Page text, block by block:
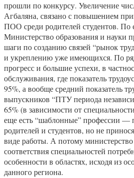
прошли по конкурсу. Увеличение
Агбаляна, связано с повышением
ПОО среди родителей студентов. По
Министерство образования и науки
шаги по созданию связей “рынок
и укреплению уже имеющихся. По
прогресс и большие успехи, в
обслуживания, где показатель
95%, а вообще средний показатель
выпускников “ПТУ периода
65% (в зависимости от
еще есть “шаблонные” профессии —
родителей и студентов, но не
виде работы. А потому
соответствия специальностей
особенности в областях, исходя из
данного региона.